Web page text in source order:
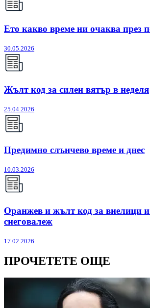
Ето какво време ни очаква през
30.05.2026
Жълт код за силен вятър в неделя
25.04.2026
Предимно слънчево време и днес
10.03.2026
Оранжев и жълт код за виелици
снеговалеж
17.02.2026
ПРОЧЕТЕТЕ ОЩЕ